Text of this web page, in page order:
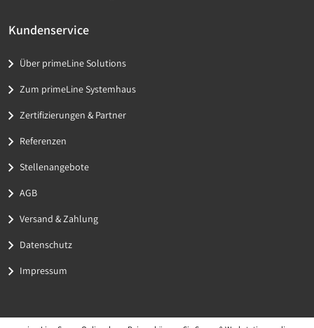
Kundenservice
Über primeLine Solutions
Zum primeLine Systemhaus
Zertifizierungen & Partner
Referenzen
Stellenangebote
AGB
Versand & Zahlung
Datenschutz
Impressum